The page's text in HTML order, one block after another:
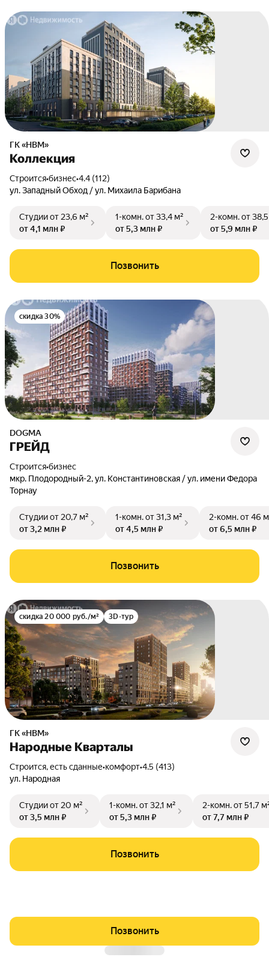
ГК «НВМ»
Коллекция
Строится•бизнес•4.4 (112)
ул. Западный Обход / ул. Михаила Барибана
Студииот 23,6 м²
от 4,1 млн ₽
1-комн.от 33,4 м²
от 5,3 млн ₽
2-комн.от
от 5,9 млн ₽
Позвонить
скидка 30%
DOGMA
ГРЕЙД
Строится•бизнес
мкр. Плодородный-2,ул. Константиновская / ул. имени Федора
Торнау
Студииот 20,7 м²
от 3,2 млн ₽
1-комн.от 31,3 м²
от 4,5 млн ₽
2-комн.от 46
от 6,5 млн ₽
Позвонить
скидка 20 000 руб./м² 3D-тур
ГК «НВМ»
Народные Кварталы
Строится, есть сданные•комфорт•4.5 (413)
ул. Народная
Студииот 20 м²
от 3,5 млн ₽
1-комн.от 32,1 м²
от 5,3 млн ₽
2-комн.от 51,7
от 7,7 млн ₽
Позвонить
Позвонить